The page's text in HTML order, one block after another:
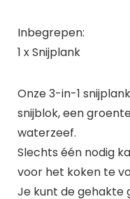
Inbegrepen:
1 x Snijplank
Onze 3-in-1
snijblok, een
waterzeef.
Slechts één nodig
voor het koken te
Je kunt de gehakte